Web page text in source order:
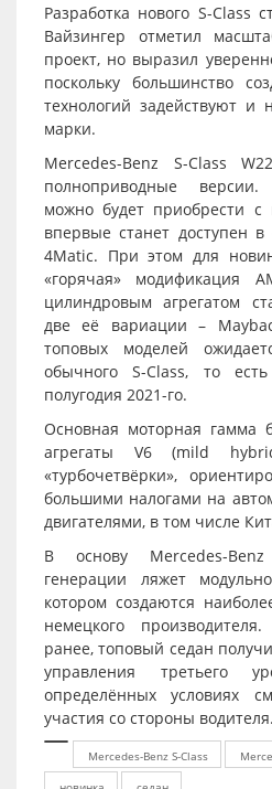
Разработка нового S-Class
Вайзингер отметил
проект, но выразил
поскольку большинство
технологий задействуют и
марки.
Mercedes-Benz S-Class
полноприводные
можно будет приобрести с
впервые станет доступен
4Matic. При этом для
«горячая» модификация
цилиндровым агрегатом
две её вариации –
топовых моделей
обычного S-Class, то
полугодия 2021-го.
Основная моторная гамма
агрегаты V6 (mild
«турбочетвёрки»,
большими налогами на
двигателями, в том числе
В основу Mercedes-
генерации ляжет
котором создаются
немецкого
ранее, топовый седан
управления третьего
определённых условиях
участия со стороны водителя.
Mercedes-Benz S-Class